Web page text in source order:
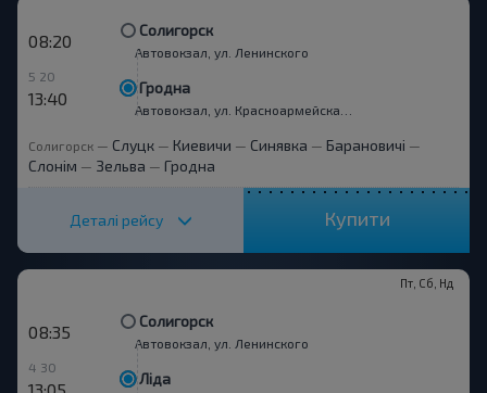
08:20
Солигорск
Автовокзал, ул. Ленинского
5 20
13:40
Гродна
Солигорск — Слуцк — Киевичи — Синявка — Барановичі —
Слонім — Зельва — Гродна
Деталі рейсу Купити
Пт, Сб, Нд
08:35
Солигорск
Автовокзал, ул. Ленинского
4 30
Ліда